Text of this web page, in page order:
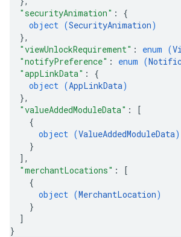
"securityAnimation" : {
object (SecurityAnimation)
},
"viewUnlockRequirement" : enum (
"notifyPreference" : enum (
"appLinkData" : {
object (AppLinkData)
},
"valueAddedModuleData" :
[
{
object (ValueAddedModuleData)
}
] ,
"merchantLocations" :
[
{
object (MerchantLocation)
}
]
}